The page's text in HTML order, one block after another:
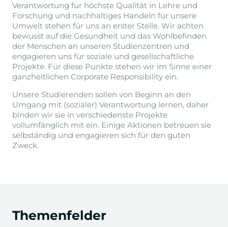
Verantwortung für höchste Qualität in Lehre und
Forschung und nachhaltiges Handeln für unsere
Umwelt stehen für uns an erster Stelle. Wir achten
bewusst auf die Gesundheit und das Wohlbefinden
der Menschen an unseren Studienzentren und
engagieren uns für soziale und gesellschaftliche
Projekte. Für diese Punkte stehen wir im Sinne einer
ganzheitlichen Corporate Responsibility ein.
Unsere Studierenden sollen von Beginn an den
Umgang mit (sozialer) Verantwortung lernen, daher
binden wir sie in verschiedenste Projekte
vollumfänglich mit ein. Einige Aktionen betreuen sie
selbständig und engagieren sich für den guten
Zweck.
Themenfelder